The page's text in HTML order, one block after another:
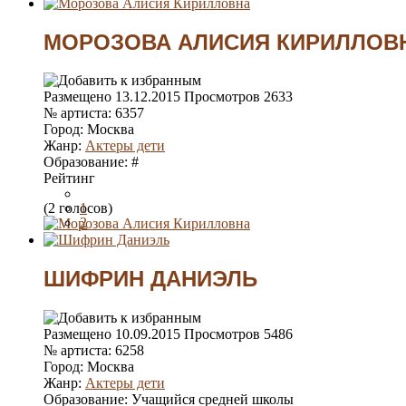
4
МОРОЗОВА АЛИСИЯ
Размещено 13.12.2015 Просмотров 2633
№ артиста: 6357
Город: Москва
Жанр: Актеры дети
Образование: #
Рейтинг
1
2
3
4
(2 голосов)
ШИФРИН ДАНИЭЛЬ
Размещено 10.09.2015 Просмотров 5486
№ артиста: 6258
Город: Москва
Жанр: Актеры дети
Образование: Учащийся средней школы